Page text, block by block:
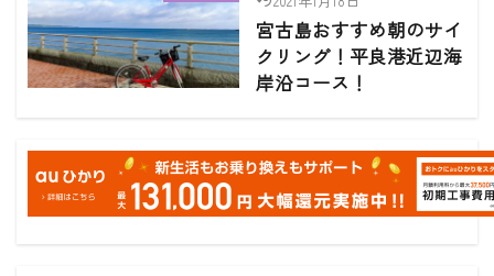
宮古島おすすめ朝のサイ
クリング！平良港近辺海
岸沿コース！